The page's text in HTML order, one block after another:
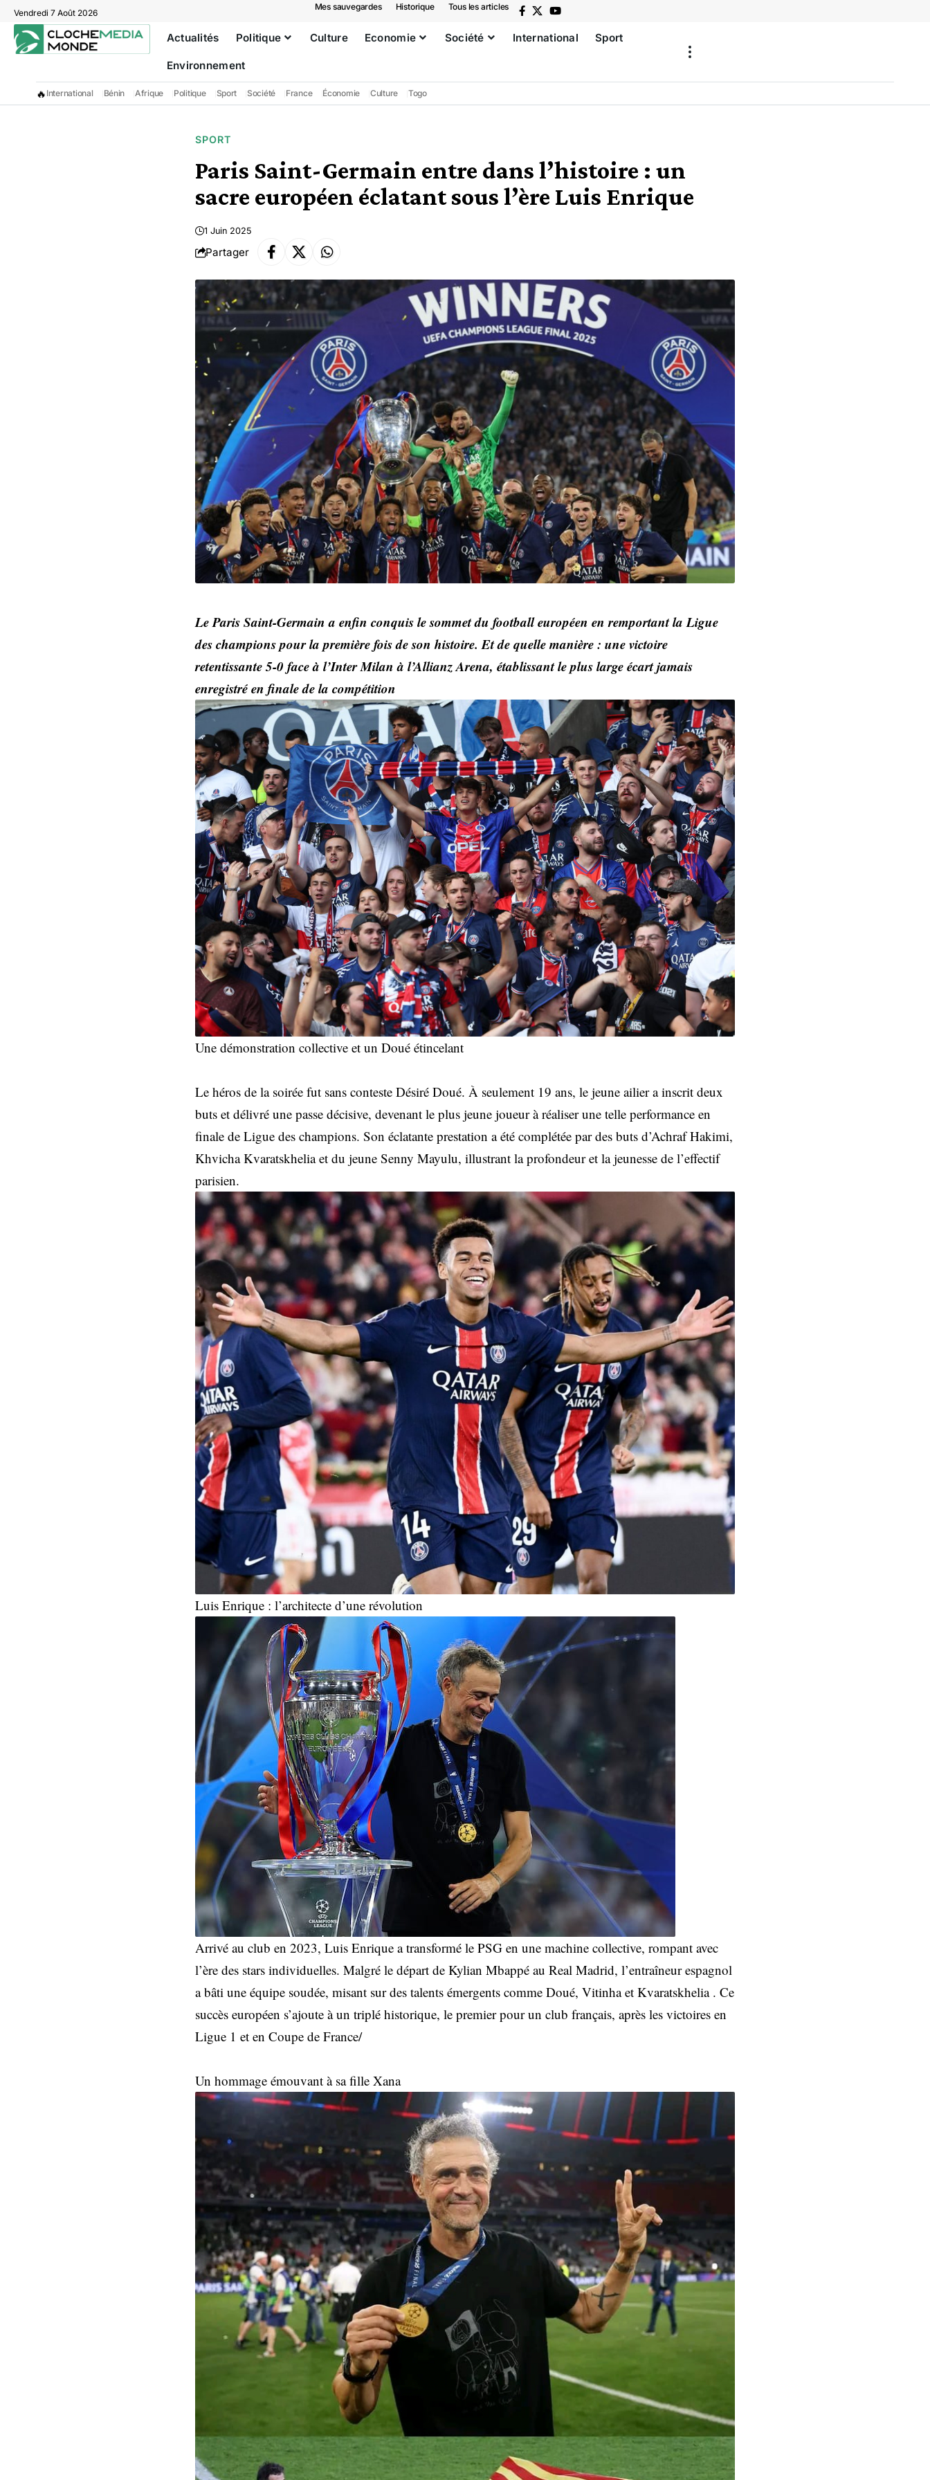
Vendredi 7 Août 2026
Mes sauvegardes Historique Tous les articles
Actualités Politique Culture Economie Société International Sport
Environnement
🔥 International Bénin Afrique Politique Sport Société France Économie Culture Togo
SPORT
Paris Saint-Germain entre dans l’histoire : un
sacre européen éclatant sous l’ère Luis Enrique
1 Juin 2025
Partager
Le Paris Saint-Germain a enfin conquis le sommet du football européen en remportant la Ligue
des champions pour la première fois de son histoire. Et de quelle manière : une victoire
retentissante 5-0 face à l’Inter Milan à l’Allianz Arena, établissant le plus large écart jamais
enregistré en finale de la compétition
Une démonstration collective et un Doué étincelant
Le héros de la soirée fut sans conteste Désiré Doué. À seulement 19 ans, le jeune ailier a inscrit deux
buts et délivré une passe décisive, devenant le plus jeune joueur à réaliser une telle performance en
finale de Ligue des champions. Son éclatante prestation a été complétée par des buts d’Achraf Hakimi,
Khvicha Kvaratskhelia et du jeune Senny Mayulu, illustrant la profondeur et la jeunesse de l’effectif
parisien.
Luis Enrique : l’architecte d’une révolution
Arrivé au club en 2023, Luis Enrique a transformé le PSG en une machine collective, rompant avec
l’ère des stars individuelles. Malgré le départ de Kylian Mbappé au Real Madrid, l’entraîneur espagnol
a bâti une équipe soudée, misant sur des talents émergents comme Doué, Vitinha et Kvaratskhelia . Ce
succès européen s’ajoute à un triplé historique, le premier pour un club français, après les victoires en
Ligue 1 et en Coupe de France/
Un hommage émouvant à sa fille Xana